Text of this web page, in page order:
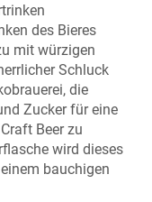
des Bieres
mit würzigen
Schluck
die
Zucker für eine
Beer zu
wird dieses
bauchigen